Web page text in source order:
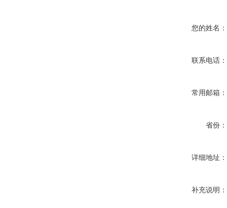
您的姓名：
联系电话：
常用邮箱：
省份：
详细地址：
补充说明：